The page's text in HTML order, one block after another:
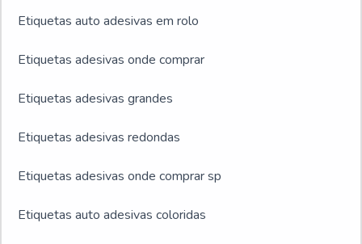
Etiquetas auto adesivas em rolo
Etiquetas adesivas onde comprar
Etiquetas adesivas grandes
Etiquetas adesivas redondas
Etiquetas adesivas onde comprar sp
Etiquetas auto adesivas coloridas